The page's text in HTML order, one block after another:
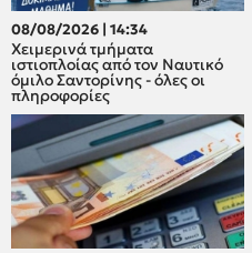
08/08/2026 | 14:34
Χειμερινά τμήματα
ιστιοπλοίας από τον Ναυτικό
όμιλο Σαντορίνης - όλες οι
πληροφορίες